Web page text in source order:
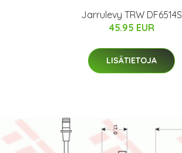
Jarrulevy TRW DF6514S
45.95 EUR
LISÄTIETOJA